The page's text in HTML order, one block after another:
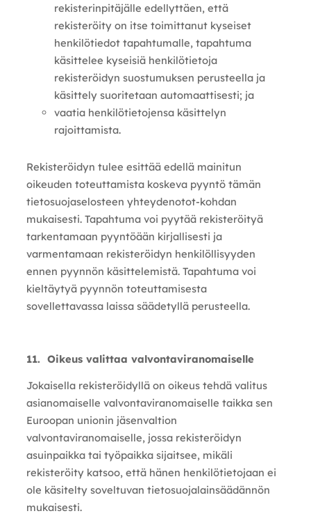
rekisterinpitäjälle edellyttäen, että
rekisteröity on itse toimittanut kyseiset
henkilötiedot tapahtumalle, tapahtuma
käsittelee kyseisiä henkilötietoja
rekisteröidyn suostumuksen perusteella ja
käsittely suoritetaan automaattisesti; ja
vaatia henkilötietojensa käsittelyn
rajoittamista.
Rekisteröidyn tulee esittää edellä mainitun
oikeuden toteuttamista koskeva pyyntö tämän
tietosuojaselosteen yhteydenotot-kohdan
mukaisesti. Tapahtuma voi pyytää rekisteröityä
tarkentamaan pyyntöään kirjallisesti ja
varmentamaan rekisteröidyn henkilöllisyyden
ennen pyynnön käsittelemistä. Tapahtuma voi
kieltäytyä pyynnön toteuttamisesta
sovellettavassa laissa säädetyllä perusteella.
11. Oikeus valittaa valvontaviranomaiselle
Jokaisella rekisteröidyllä on oikeus tehdä valitus
asianomaiselle valvontaviranomaiselle taikka sen
Euroopan unionin jäsenvaltion
valvontaviranomaiselle, jossa rekisteröidyn
asuinpaikka tai työpaikka sijaitsee, mikäli
rekisteröity katsoo, että hänen henkilötietojaan ei
ole käsitelty soveltuvan tietosuojalainsäädännön
mukaisesti.